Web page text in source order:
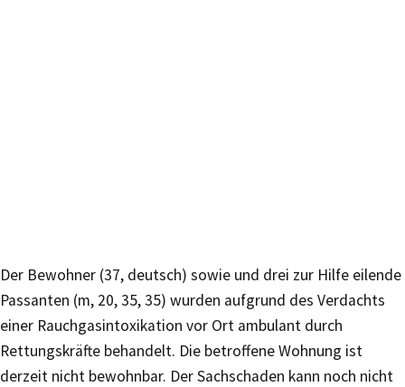
Der Bewohner (37, deutsch) sowie und drei zur Hilfe eilende
Passanten (m, 20, 35, 35) wurden aufgrund des Verdachts
einer Rauchgasintoxikation vor Ort ambulant durch
Rettungskräfte behandelt. Die betroffene Wohnung ist
derzeit nicht bewohnbar. Der Sachschaden kann noch nicht